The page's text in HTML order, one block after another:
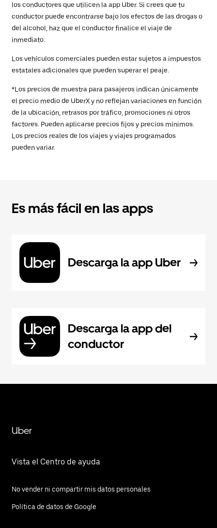
los conductores que utilicen la app Uber. Si crees que tu
conductor puede encontrarse bajo los efectos de las drogas o
del alcohol, haz que el conductor finalice el viaje de
inmediato.
Los vehículos comerciales pueden estar sujetos a impuestos
estatales adicionales que pueden superar el peaje.
*Los precios de muestra para pasajeros indican únicamente
el precio medio de UberX y no reflejan variaciones en función
de la ubicación, retrasos por tráfico, promociones ni otros
factores. Pueden aplicarse precios fijos y precios mínimos.
Los precios reales de los viajes y viajes programados
pueden variar.
Es más fácil en las apps
Descarga la app Uber
Descarga la app del
conductor
Uber
Vista el Centro de ayuda
No vender ni compartir mis datos personales
Política de datos de Google